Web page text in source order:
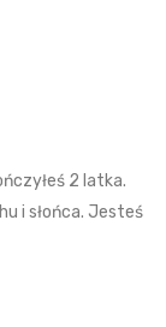
2 latka.
i słońca. Jesteś